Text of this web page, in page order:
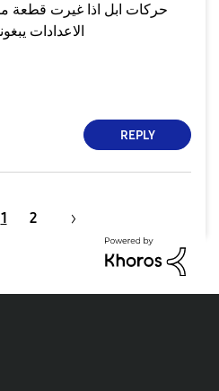
حركات ابل اذا غيرت قطعة
الاعدادات
REPLY
1 2